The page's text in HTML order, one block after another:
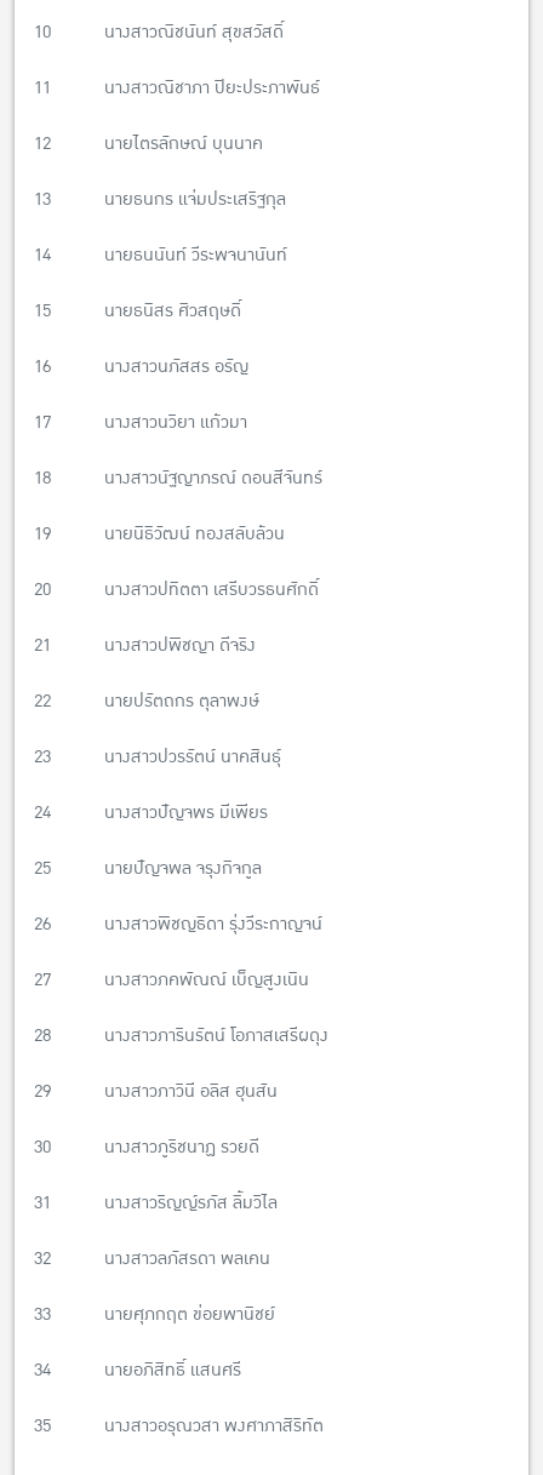
10 นางสาวณิชนันท์ สุขสวัสดิ์
11 นางสาวณิชาภา ปิยะประภาพันธ์
12 นายไตรลักษณ์ บุนนาค
13 นายธนกร แจ่มประเสริฐกุล
14 นายธนนันท์ วีระพจนานันท์
15 นายธนิสร ศิวสฤษดิ์
16 นางสาวนภัสสร อรัญ
17 นางสาวนวิยา แก้วมา
18 นางสาวนัฐญาภรณ์ ดอนสีจันทร์
19 นายนิธิวัฒน์ ทองสลับล้วน
20 นางสาวปทิตตา เสรีบวรธนศักดิ์
21 นางสาวปพิชญา ดีจริง
22 นายปรัตถกร ตุลาพงษ์
23 นางสาวปวรรัตน์ นาคสินธุ์
24 นางสาวปัญจพร มีเพียร
25 นายปัญจพล จรุงกิจกูล
26 นางสาวพิชญธิดา รุ่งวีระกาญจน์
27 นางสาวภคพัณณ์ เบ็ญสูงเนิน
28 นางสาวภารินรัตน์ โอภาสเสรีผดุง
29 นางสาวภาวินี อลิส ฮุนสัน
30 นางสาวภูริชนาฏ รวยดี
31 นางสาวริญญ์รภัส ลิ้มวิไล
32 นางสาวลภัสรดา พลเคน
33 นายศุภกฤต ข่อยพานิชย์
34 นายอภิสิทธิ์ แสนศรี
35 นางสาวอรุณวสา พงศาภาสิริทัต